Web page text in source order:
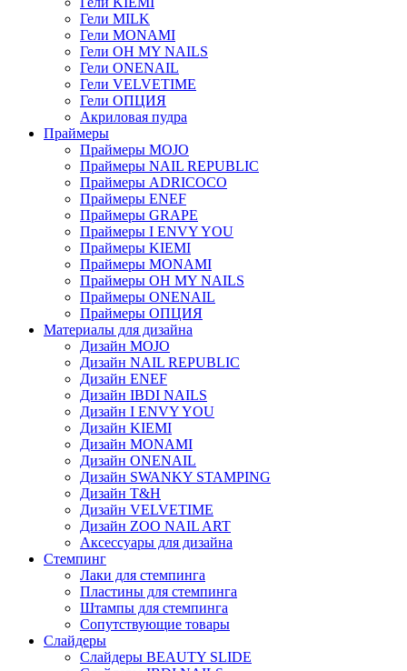
Гели MILK
Гели MONAMI
Гели OH MY NAILS
Гели ONENAIL
Гели VELVETIME
Гели ОПЦИЯ
Акриловая пудра
Праймеры
Праймеры MOJO
Праймеры NAIL REPUBLIC
Праймеры ADRICOCO
Праймеры ENEF
Праймеры GRAPE
Праймеры I ENVY YOU
Праймеры KIEMI
Праймеры MONAMI
Праймеры OH MY NAILS
Праймеры ONENAIL
Праймеры ОПЦИЯ
Материалы для дизайна
Дизайн MOJO
Дизайн NAIL REPUBLIC
Дизайн ENEF
Дизайн IBDI NAILS
Дизайн I ENVY YOU
Дизайн KIEMI
Дизайн MONAMI
Дизайн ONENAIL
Дизайн SWANKY STAMPING
Дизайн T&H
Дизайн VELVETIME
Дизайн ZOO NAIL ART
Аксессуары для дизайна
Стемпинг
Лаки для стемпинга
Пластины для стемпинга
Штампы для стемпинга
Сопутствующие товары
Слайдеры
Слайдеры BEAUTY SLIDE